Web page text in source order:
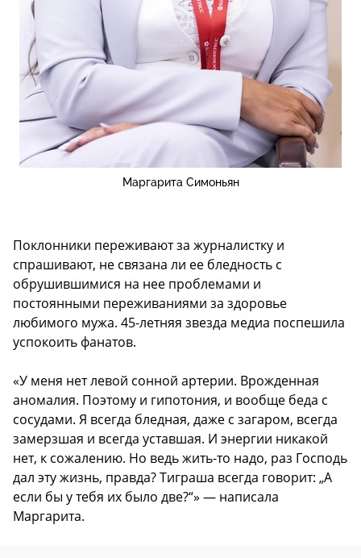
Маргарита Симоньян
Поклонники переживают за журналистку и
спрашивают, не связана ли ее бледность с
обрушившимися на нее проблемами и
постоянными переживаниями за здоровье
любимого мужа. 45-летняя звезда медиа поспешила
успокоить фанатов.
«У меня нет левой сонной артерии. Врожденная
аномалия. Поэтому и гипотония, и вообще беда с
сосудами. Я всегда бледная, даже с загаром, всегда
замерзшая и всегда уставшая. И энергии никакой
нет, к сожалению. Но ведь жить-то надо, раз Господь
дал эту жизнь, правда? Тиграша всегда говорит: „А
если бы у тебя их было две?“» — написала
Маргарита.